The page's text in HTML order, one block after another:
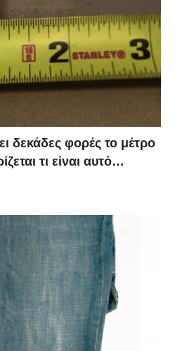
δεκάδες φορές το μέτρο
τι είναι αυτό…